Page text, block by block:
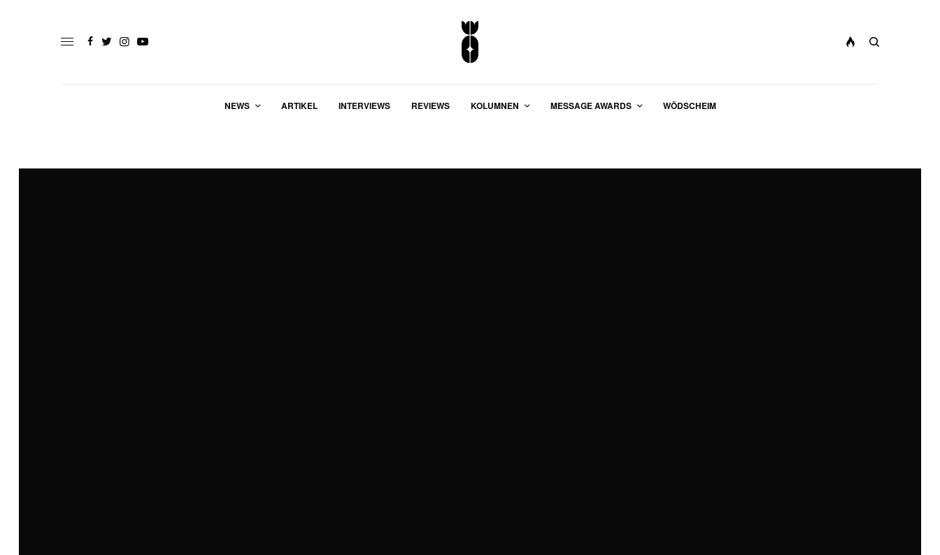
NEWS ARTIKEL INTERVIEWS REVIEWS KOLUMNEN MESSAGE AWARDS WÖDSCHEIM